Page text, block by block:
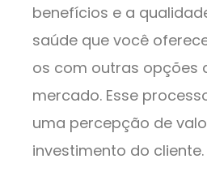
benefícios e a
saúde que você
os com outras opções
mercado. Esse
uma percepção de
investimento do cliente.